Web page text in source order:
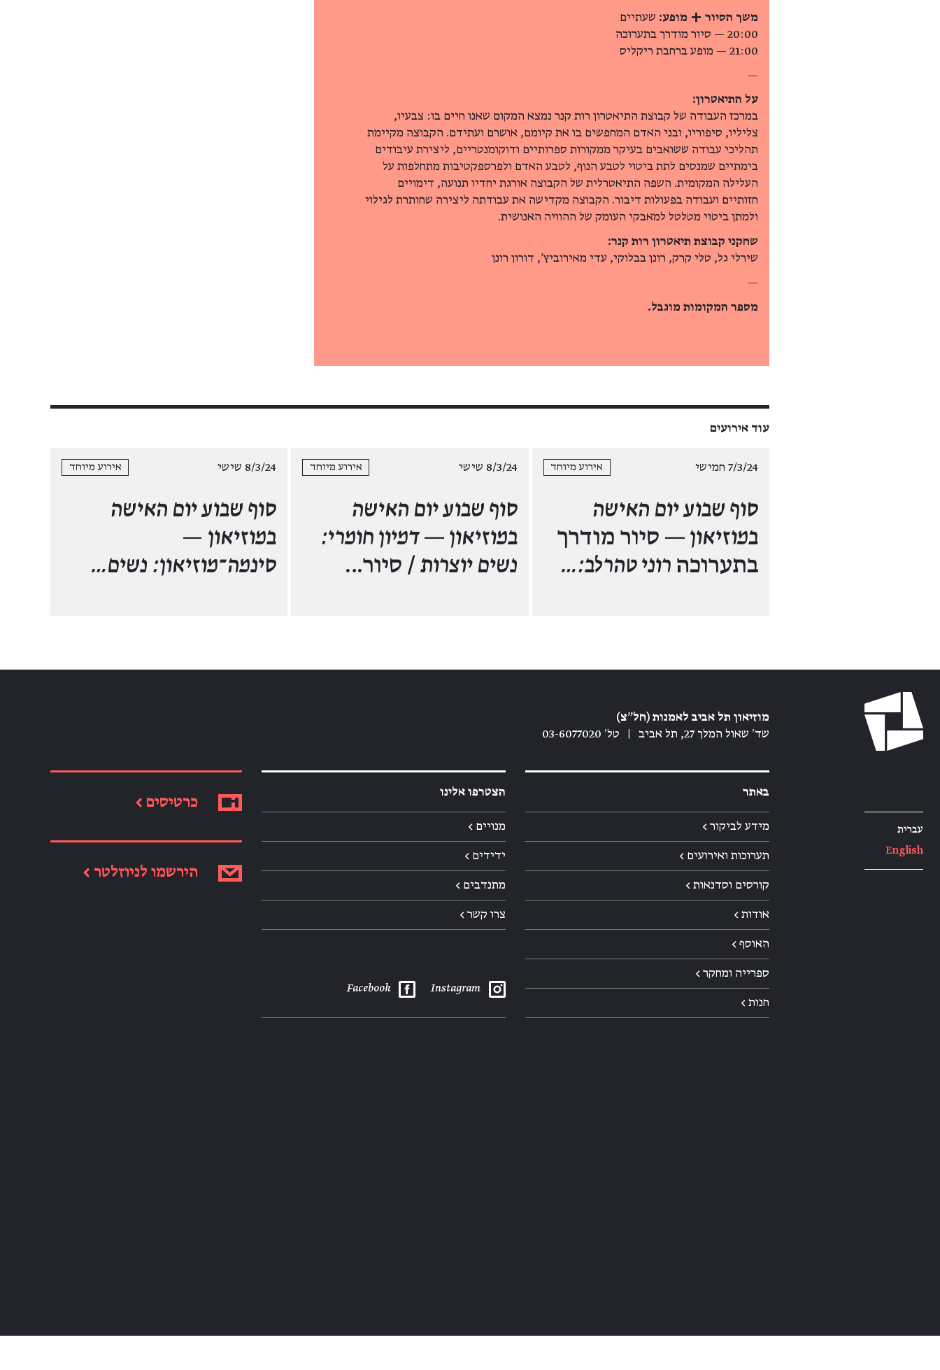
משך הסיור + מופע: שעתיים
20:00 — סיור מודרך בתערוכה
21:00 — מופע ברחבת ריקליס
—
על התיאטרון:
במרכז העבודה של קבוצת התיאטרון רות קנר נמצא המקום שאנו חיים בו: צבעיו,
צליליו, סיפוריו, ובני האדם המחפשים בו את קיומם, אושרם ועתידם. הקבוצה מקיימת
תהליכי עבודה ששואבים בעיקר ממקורות ספרותיים ודוקומנטריים, ליצירת עיבודים
בימתיים שמנסים לתת ביטוי לטבע הנוף, לטבע האדם ולפרספקטיבות מתחלפות על
העלילה המקומית. השפה התיאטרלית של הקבוצה אורגת יחדיו תנועה, דימויים
חזותיים ועבודה בפעולות דיבור. הקבוצה מקדישה את עבודתה ליצירה שחותרת לגילוי
ולמתן ביטוי מטלטל למאבקי העומק של ההוויה האנושית.
שחקני קבוצת תיאטרון רות קנר:
שירלי גל, טלי קרק, רונן בבלוקי, עדי מאירוביץ', דורון רונן
—
מספר המקומות מוגבל.
עוד אירועים
7/3/24 חמישי אירוע מיוחד
סוף שבוע יום האישה
במוזיאון — סיור מודרך
בתערוכה רוני טהרלב:…
8/3/24 שישי אירוע מיוחד
סוף שבוע יום האישה
במוזיאון — דמיון חומרי:
נשים יוצרות / סיור…
8/3/24 שישי אירוע מיוחד
סוף שבוע יום האישה
במוזיאון —
סינמה־מוזיאון: נשים…
עברית
English
מוזיאון תל אביב לאמנות (חל״צ)
שד׳ שאול המלך 27, תל אביב
טל׳ 03-6077020
באתר
מידע לביקור ←
תערוכות ואירועים ←
קורסים וסדנאות ←
אודות ←
האוסף ←
ספרייה ומחקר ←
חנות ←
הצטרפו אלינו
מנויים ←
ידידים ←
מתנדבים ←
צרו קשר ←
Instagram
Facebook
כרטיסים ←
הירשמו לניוזלטר ←